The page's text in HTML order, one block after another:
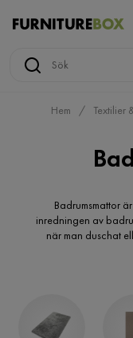
Hem Textilier
Badrumsmattor
inredningen av
när man duschat
massor av mattor
stort sortiment